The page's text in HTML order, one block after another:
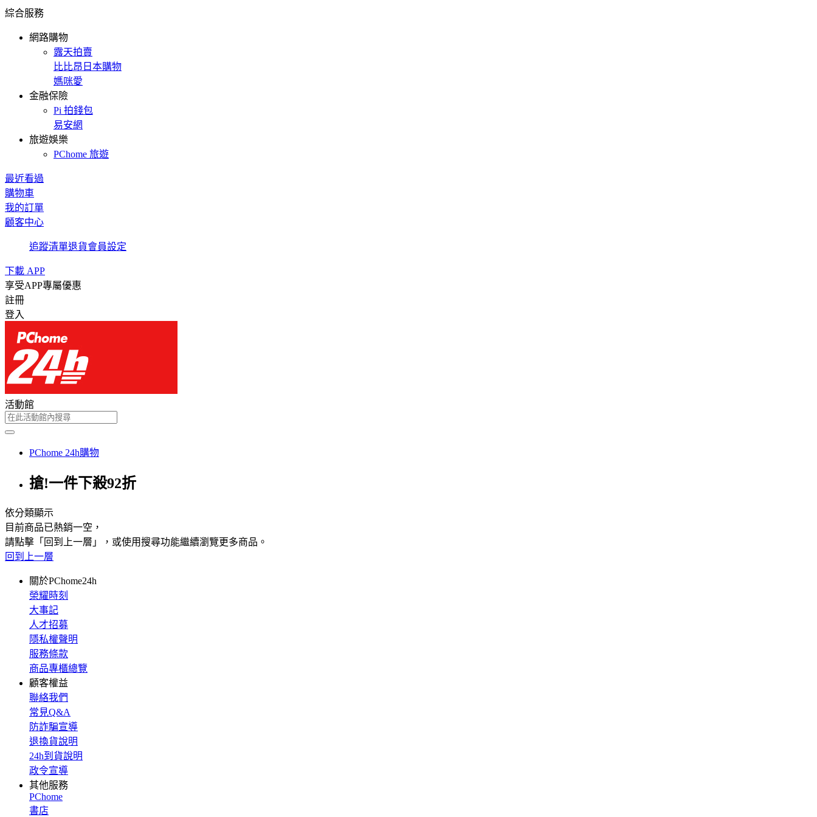
綜合服務
網路購物
露天拍賣
比比昂日本購物
媽咪愛
金融保險
Pi 拍錢包
易安網
旅遊娛樂
PChome 旅遊
最近看過
購物車
我的訂單
顧客中心
追蹤清單退貨會員設定
下載 APP
享受APP專屬優惠
註冊
登入
活動館
PChome 24h購物
搶!一件下殺92折
依分類顯示
目前商品已熱銷一空，
請點擊「回到上一層」，或使用搜尋功能繼續瀏覽更多商品。
回到上一層
關於PChome24h
榮耀時刻
大事記
人才招募
隱私權聲明
服務條款
商品專櫃總覽
顧客權益
聯絡我們
常見Q&A
防詐騙宣導
退換貨說明
24h到貨說明
政令宣導
其他服務
PChome
書店